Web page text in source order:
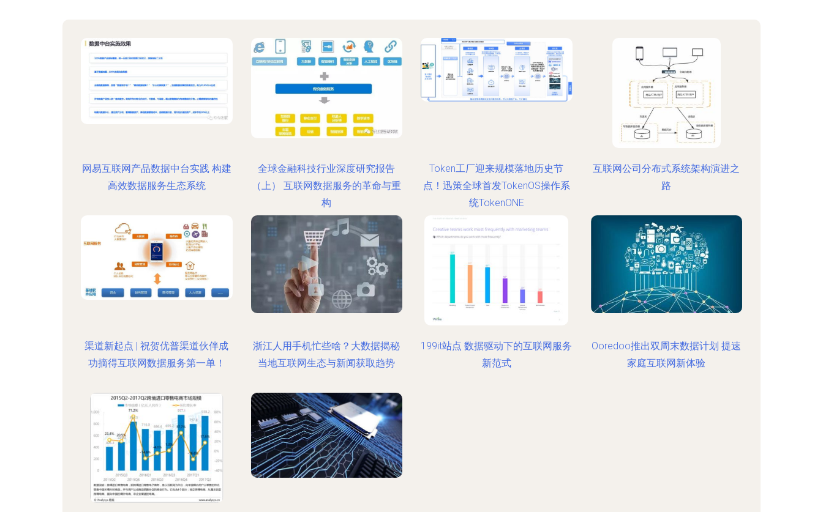
网易互联网产品数据中台实践 构建
高效数据服务生态系统
全球金融科技行业深度研究报告
（上） 互联网数据服务的革命与重
构
Token工厂迎来规模落地历史节
点！迅策全球首发TokenOS操作系
统TokenONE
互联网公司分布式系统架构演进之
路
渠道新起点 | 祝贺优普渠道伙伴成
功摘得互联网数据服务第一单！
浙江人用手机忙些啥？大数据揭秘
当地互联网生态与新闻获取趋势
199it站点 数据驱动下的互联网服务
新范式
Ooredoo推出双周末数据计划 提速
家庭互联网新体验